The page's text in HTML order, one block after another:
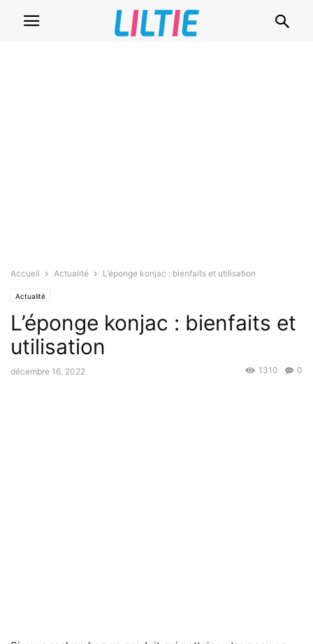
Accueil Actualité L’éponge konjac : bienfaits et utilisation
Actualité
L’éponge konjac : bienfaits et
utilisation
décembre 16, 2022 0
1310